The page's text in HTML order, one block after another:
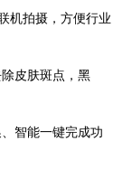
拍摄，方便行业
皮肤斑点，黑
智能一键完成功